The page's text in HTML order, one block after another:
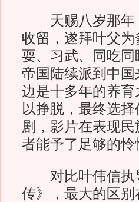
天赐八岁那年
收留，遂拜叶父
耍、习武、同吃
帝国陆续派到中
边是十多年的养
以挣脱，最终选
剧，影片在表现
者能予了足够的怜
对比叶伟信执
传》，最大的区